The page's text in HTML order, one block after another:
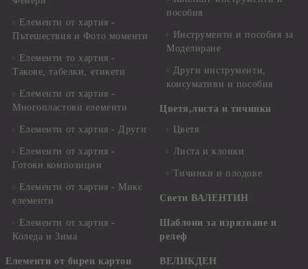
Елементи от хартия -
Пътешествия и Фото моменти
Елементи то хартия -
Такове, табелки, етикети
Елементи от хартия -
Многопластови елементи
Елементи от хартия - Други
Елементи от хартия -
Готови композиции
Елементи от хартия - Микс
елементи
Елементи от хартия -
Коледа и Зима
Елементи от бирен картон
пособия
Инструменти и пособия за
Моделиране
Други инструменти,
консумативи и пособия
Цветя,листа и тичинки
Цветя
Листа и клонки
Тичинки и плодове
Свети ВАЛЕНТИН
Шаблони за изрязване и
релеф
ВЕЛИКДЕН